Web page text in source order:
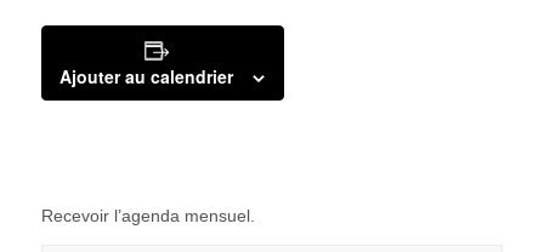
Ajouter au calendrier
Recevoir l’agenda mensuel.